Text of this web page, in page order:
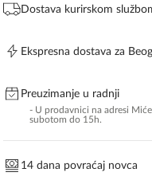
količinaDostava kurirskom
Ekspresna dostava za
Preuzimanje u radnji
- U prodavnici na adresi
subotom do 15h.
14 dana povraćaj novca